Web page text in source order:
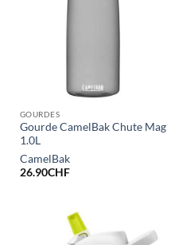
GOURDES
Gourde CamelBak Chute Mag
1.0L
CamelBak
26.90CHF